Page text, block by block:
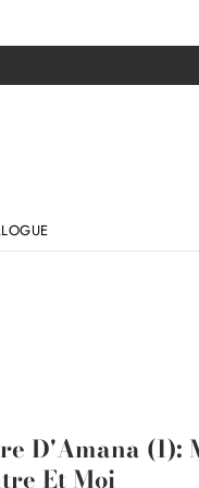
D'Amana (1):
Et Moi